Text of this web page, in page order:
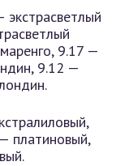
экстрасветлый
9.17 —
9.12 —
платиновый,